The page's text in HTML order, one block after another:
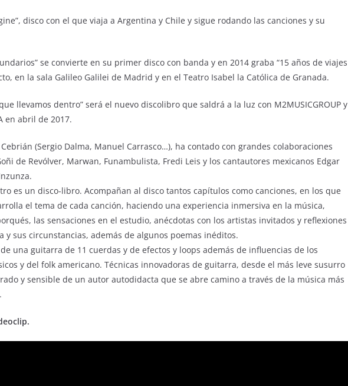
disco con el que viaja a Argentina y Chile y sigue rodando las canciones y su
se convierte en su primer disco con banda y en 2014 graba “15 años de viajes
en la sala Galileo Galilei de Madrid y en el Teatro Isabel la Católica de Granada.
llevamos dentro” será el nuevo discolibro que saldrá a la luz con M2MUSICGROUP y
en abril de 2017.
(Sergio Dalma, Manuel Carrasco…), ha contado con grandes colaboraciones
de Revólver, Marwan, Funambulista, Fredi Leis y los cantautores mexicanos Edgar
es un disco-libro. Acompañan al disco tantos capítulos como canciones, en los que
el tema de cada canción, haciendo una experiencia inmersiva en la música,
las sensaciones en el estudio, anécdotas con los artistas invitados y reflexiones
y sus circunstancias, además de algunos poemas inéditos.
una guitarra de 11 cuerdas y de efectos y loops además de influencias de los
y del folk americano. Técnicas innovadoras de guitarra, desde el más leve susurro
y sensible de un autor autodidacta que se abre camino a través de la música más